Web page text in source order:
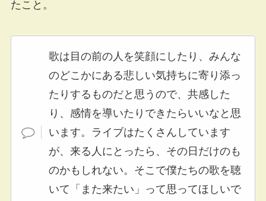
たこと。
歌は目の前の人を笑顔にしたり、みんな
のどこかにある悲しい気持ちに寄り添っ
たりするものだと思うので、共感した
り、感情を導いたりできたらいいなと思
います。ライブはたくさんしています
が、来る人にとったら、その日だけのも
のかもしれない。そこで僕たちの歌を聴
いて「また来たい」って思ってほしいで